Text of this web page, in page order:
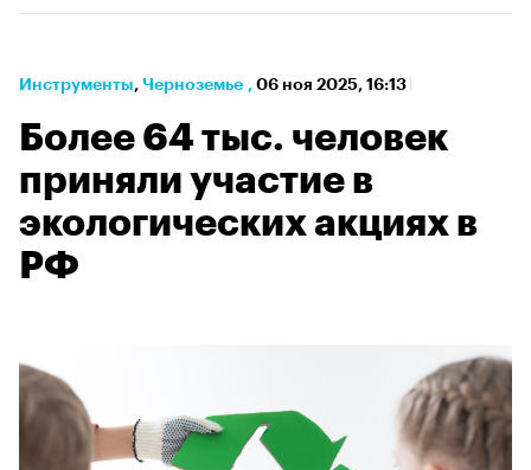
Инструменты⁠, Черноземье , 06 ноя 2025, 16:13
Более 64 тыс. человек
приняли участие в
экологических акциях в
РФ